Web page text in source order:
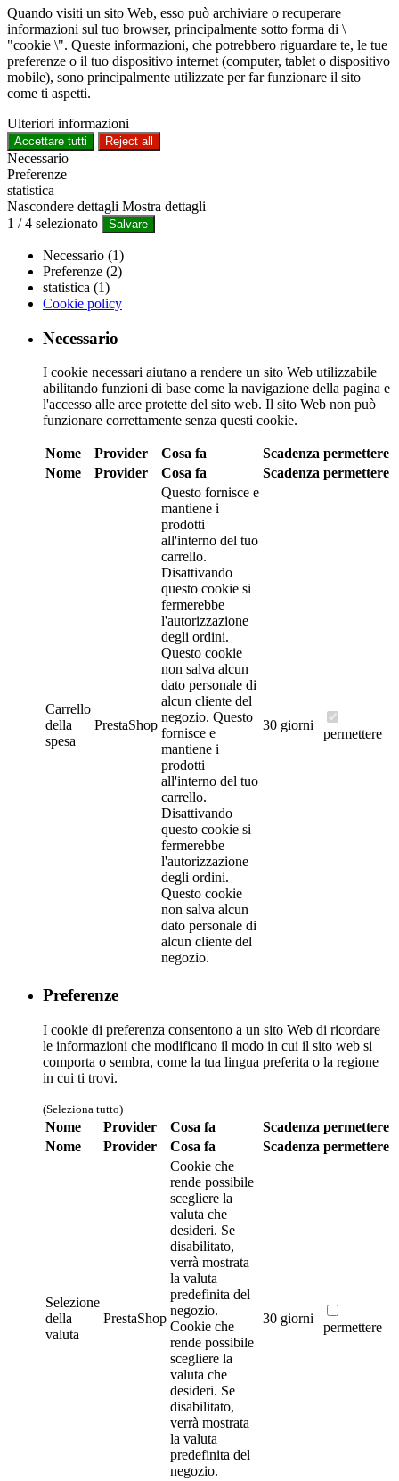
Quando visiti un sito Web, esso può archiviare o recuperare
informazioni sul tuo browser, principalmente sotto forma di \
"cookie \". Queste informazioni, che potrebbero riguardare te, le tue
preferenze o il tuo dispositivo internet (computer, tablet o dispositivo
mobile), sono principalmente utilizzate per far funzionare il sito
come ti aspetti.
Ulteriori informazioni
Accettare tutti Reject all
Necessario
Preferenze
statistica
Nascondere dettagli Mostra dettagli
1 /4 selezionato Salvare
Necessario (1)
Preferenze (2)
statistica (1)
Cookie policy
Necessario
I cookie necessari aiutano a rendere un sito Web utilizzabile
abilitando funzioni di base come la navigazione della pagina e
l'accesso alle aree protette del sito web. Il sito Web non può
funzionare correttamente senza questi cookie.
Nome Provider Cosa fa Scadenza permettere
Nome
Provider Cosa fa Scadenza permettere
Carrello
della
spesa
PrestaShop
Questo fornisce e
mantiene i
prodotti
all'interno del tuo
carrello.
Disattivando
questo cookie si
fermerebbe
l'autorizzazione
degli ordini.
Questo cookie
non salva alcun
dato personale di
alcun cliente del
negozio. Questo
fornisce e
mantiene i
prodotti
all'interno del tuo
carrello.
Disattivando
questo cookie si
fermerebbe
l'autorizzazione
degli ordini.
Questo cookie
non salva alcun
dato personale di
alcun cliente del
negozio.
30 giorni
permettere
Preferenze
I cookie di preferenza consentono a un sito Web di ricordare
le informazioni che modificano il modo in cui il sito web si
comporta o sembra, come la tua lingua preferita o la regione
in cui ti trovi.
(Seleziona tutto)
Nome Provider Cosa fa Scadenza permettere
Nome
Provider Cosa fa Scadenza permettere
Selezione
della
valuta
PrestaShop
Cookie che
rende possibile
scegliere la
valuta che
desideri. Se
disabilitato,
verrà mostrata
la valuta
predefinita del
negozio.
Cookie che
rende possibile
scegliere la
valuta che
desideri. Se
disabilitato,
verrà mostrata
la valuta
predefinita del
negozio.
30 giorni
permettere